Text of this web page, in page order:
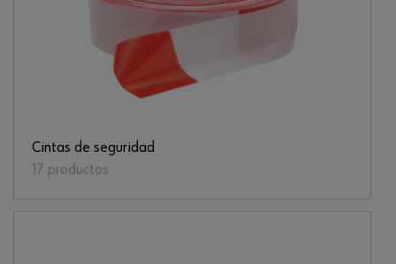
Cintas de seguridad
17 productos